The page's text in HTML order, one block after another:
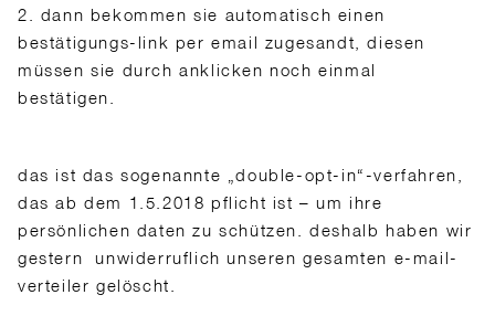
2. dann bekommen sie automatisch einen
bestätigungs-link per email zugesandt, diesen
müssen sie durch anklicken noch einmal
bestätigen.
das ist das sogenannte „double-opt-in“-verfahren,
das ab dem 1.5.2018 pflicht ist – um ihre
persönlichen daten zu schützen. deshalb haben wir
gestern unwiderruflich unseren gesamten e-mail-
verteiler gelöscht.